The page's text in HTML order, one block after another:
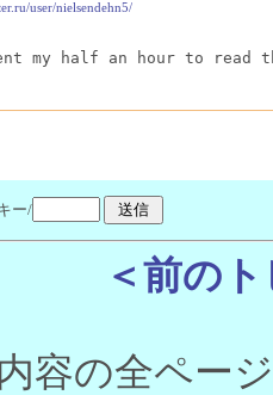
user/nielsendehn5/
my half an hour to
ー/
＜前の
容の全ペー